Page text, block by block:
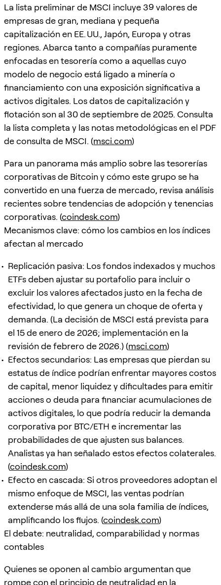
La lista preliminar de MSCI incluye 39 valores de
empresas de gran, mediana y pequeña
capitalización en EE. UU., Japón, Europa y otras
regiones. Abarca tanto a compañías puramente
enfocadas en tesorería como a aquellas cuyo
modelo de negocio está ligado a minería o
financiamiento con una exposición significativa a
activos digitales. Los datos de capitalización y
flotación son al 30 de septiembre de 2025. Consulta
la lista completa y las notas metodológicas en el PDF
de consulta de MSCI. (msci.com)
Para un panorama más amplio sobre las tesorerías
corporativas de Bitcoin y cómo este grupo se ha
convertido en una fuerza de mercado, revisa análisis
recientes sobre tendencias de adopción y tenencias
corporativas. (coindesk.com)
Mecanismos clave: cómo los cambios en los índices
afectan al mercado
Replicación pasiva: Los fondos indexados y muchos
ETFs deben ajustar su portafolio para incluir o
excluir los valores afectados justo en la fecha de
efectividad, lo que genera un choque de oferta y
demanda. (La decisión de MSCI está prevista para
el 15 de enero de 2026; implementación en la
revisión de febrero de 2026.) (msci.com)
Efectos secundarios: Las empresas que pierdan su
estatus de índice podrían enfrentar mayores costos
de capital, menor liquidez y dificultades para emitir
acciones o deuda para financiar acumulaciones de
activos digitales, lo que podría reducir la demanda
corporativa por BTC/ETH e incrementar las
probabilidades de que ajusten sus balances.
Analistas ya han señalado estos efectos colaterales.
(coindesk.com)
Efecto en cascada: Si otros proveedores adoptan el
mismo enfoque de MSCI, las ventas podrían
extenderse más allá de una sola familia de índices,
amplificando los flujos. (coindesk.com)
El debate: neutralidad, comparabilidad y normas
contables
Quienes se oponen al cambio argumentan que
rompe con el principio de neutralidad en la